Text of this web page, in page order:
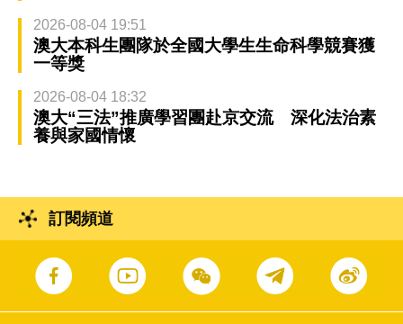
2026-08-04 19:51
澳大本科生團隊於全國大學生生命科學競賽獲
一等獎
2026-08-04 18:32
澳大“三法”推廣學習團赴京交流 深化法治素
養與家國情懷
訂閱頻道